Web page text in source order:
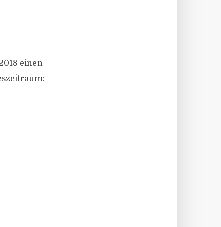
einen